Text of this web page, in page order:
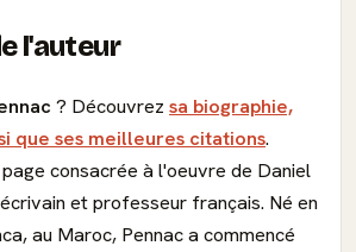
l'auteur
? Découvrez sa biographie,
que ses meilleures citations.
consacrée à l'oeuvre de Daniel
et professeur français. Né en
au Maroc, Pennac a commencé